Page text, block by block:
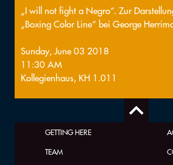
„I will not fight a Negro“. Zur
„Boxing Color Line“ bei George
Sunday, June 03 2018
11:30 AM
Kollegienhaus, KH 1.011
GETTING HERE
TEAM